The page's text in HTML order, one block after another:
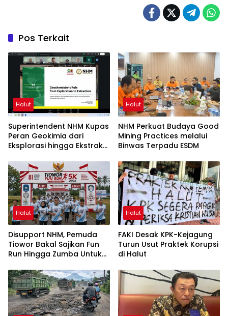
Pos Terkait
Halut
Superintendent NHM Kupas
Peran Geokimia dari
Eksplorasi hingga Ekstraksi
UNG
Halut
NHM Perkuat Budaya Good
Mining Practices melalui
Binwas Terpadu ESDM
Halut
Disupport NHM, Pemuda
Tiowor Bakal Sajikan Fun
Run Hingga Zumba Untuk
Halut
FAKI Desak KPK-Kejagung
Turun Usut Praktek Korupsi
di Halut